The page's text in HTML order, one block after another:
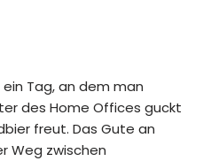
ein Tag, an dem man
des Home Offices guckt
freut. Das Gute an
Weg zwischen